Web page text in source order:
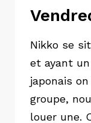
Nikko se
et ayant
japonais
groupe,
louer une.